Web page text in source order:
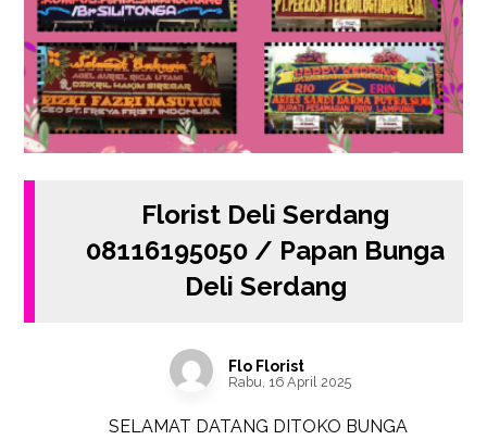
Florist Deli Serdang
08116195050 / Papan Bunga
Deli Serdang
Flo Florist
Rabu, 16 April 2025
SELAMAT DATANG DITOKO BUNGA